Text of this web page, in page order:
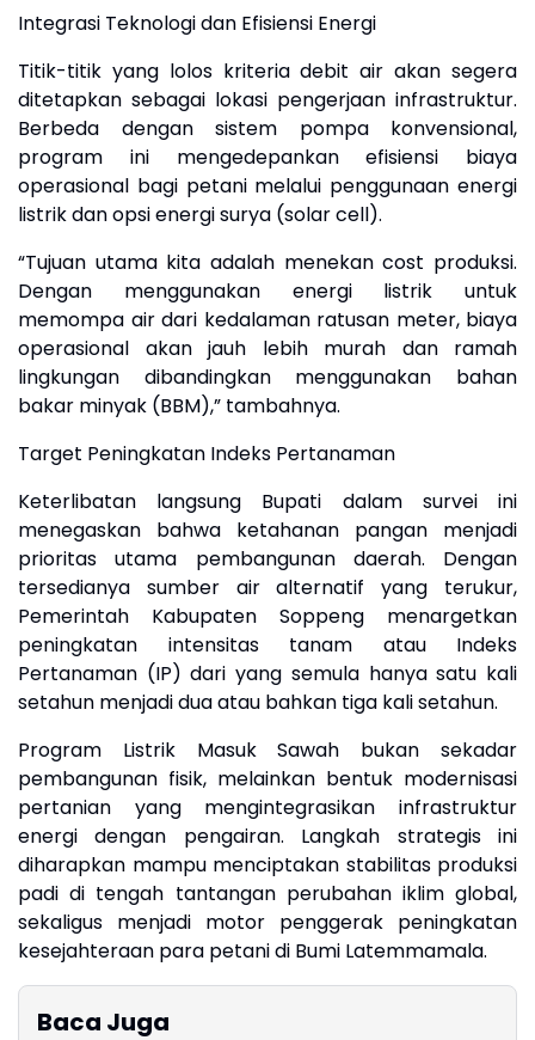
​Integrasi Teknologi dan Efisiensi Energi
​Titik-titik yang lolos kriteria debit air akan segera
ditetapkan sebagai lokasi pengerjaan infrastruktur.
Berbeda dengan sistem pompa konvensional,
program ini mengedepankan efisiensi biaya
operasional bagi petani melalui penggunaan energi
listrik dan opsi energi surya (solar cell).
​“Tujuan utama kita adalah menekan cost produksi.
Dengan menggunakan energi listrik untuk
memompa air dari kedalaman ratusan meter, biaya
operasional akan jauh lebih murah dan ramah
lingkungan dibandingkan menggunakan bahan
bakar minyak (BBM),” tambahnya.
​Target Peningkatan Indeks Pertanaman
​Keterlibatan langsung Bupati dalam survei ini
menegaskan bahwa ketahanan pangan menjadi
prioritas utama pembangunan daerah. Dengan
tersedianya sumber air alternatif yang terukur,
Pemerintah Kabupaten Soppeng menargetkan
peningkatan intensitas tanam atau Indeks
Pertanaman (IP) dari yang semula hanya satu kali
setahun menjadi dua atau bahkan tiga kali setahun.
​Program Listrik Masuk Sawah bukan sekadar
pembangunan fisik, melainkan bentuk modernisasi
pertanian yang mengintegrasikan infrastruktur
energi dengan pengairan. Langkah strategis ini
diharapkan mampu menciptakan stabilitas produksi
padi di tengah tantangan perubahan iklim global,
sekaligus menjadi motor penggerak peningkatan
kesejahteraan para petani di Bumi Latemmamala.
Baca Juga